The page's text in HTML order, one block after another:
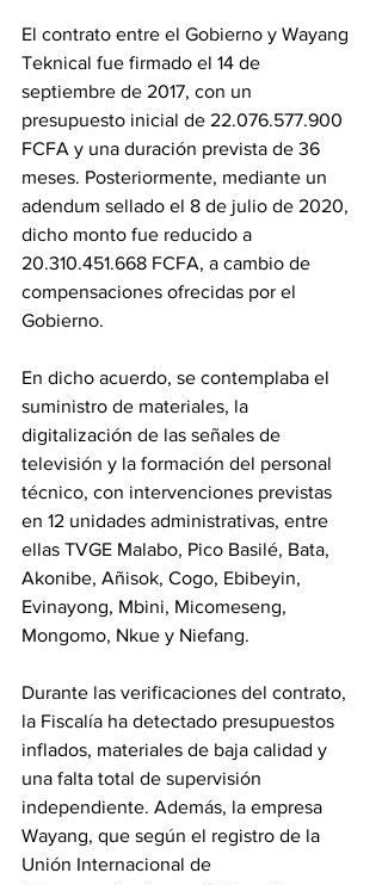
El contrato entre el Gobierno y Wayang
Teknical fue firmado el 14 de
septiembre de 2017, con un
presupuesto inicial de 22.076.577.900
FCFA y una duración prevista de 36
meses. Posteriormente, mediante un
adendum sellado el 8 de julio de 2020,
dicho monto fue reducido a
20.310.451.668 FCFA, a cambio de
compensaciones ofrecidas por el
Gobierno.
En dicho acuerdo, se contemplaba el
suministro de materiales, la
digitalización de las señales de
televisión y la formación del personal
técnico, con intervenciones previstas
en 12 unidades administrativas, entre
ellas TVGE Malabo, Pico Basilé, Bata,
Akonibe, Añisok, Cogo, Ebibeyin,
Evinayong, Mbini, Micomeseng,
Mongomo, Nkue y Niefang.
Durante las verificaciones del contrato,
la Fiscalía ha detectado presupuestos
inflados, materiales de baja calidad y
una falta total de supervisión
independiente. Además, la empresa
Wayang, que según el registro de la
Unión Internacional de